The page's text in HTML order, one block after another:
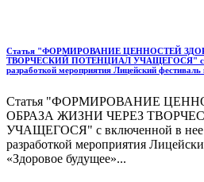
Статья "ФОРМИРОВАНИЕ ЦЕННОСТЕЙ
ТВОРЧЕСКИЙ ПОТЕНЦИАЛ УЧАЩЕГОСЯ" с
разработкой мероприятия Лицейский фестиваль
Статья "ФОРМИРОВАНИЕ
ОБРАЗА ЖИЗНИ ЧЕРЕЗ
УЧАЩЕГОСЯ" с включенной в нее
разработкой мероприятия
«Здоровое будущее»...